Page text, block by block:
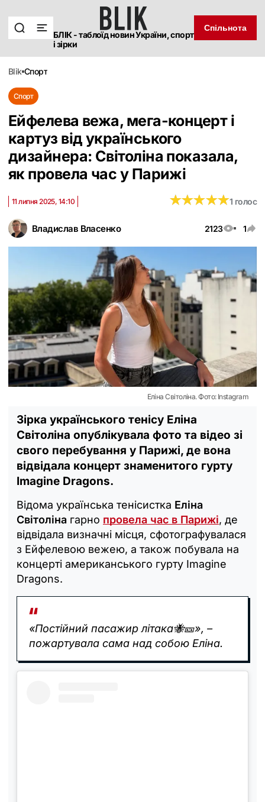
БЛІК - таблоїд новин України, спорт
і зірки
Спільнота
blik спорт
Спорт
Ейфелева вежа, мега-концерт і
картуз від українського
дизайнера: Світоліна показала,
як провела час у Парижі
Владислав Власенко 2123 1
11 липня 2025, 14:10 ★★★★★
★★★★★1 голос
Еліна Світоліна. Фото: Instagram
Зірка українського тенісу Еліна
Світоліна опублікувала фото та відео зі
свого перебування у Парижі, де вона
відвідала концерт знаменитого гурту
Imagine Dragons.
Відома українська тенісистка Еліна
Світоліна гарно провела час в Парижі, де
відвідала визначні місця, сфотографувалася
з Ейфелевою вежею, а також побувала на
концерті американського гурту Imagine
Dragons.
«Постійний пасажир літака🐝🎫», –
пожартувала сама над собою Еліна.